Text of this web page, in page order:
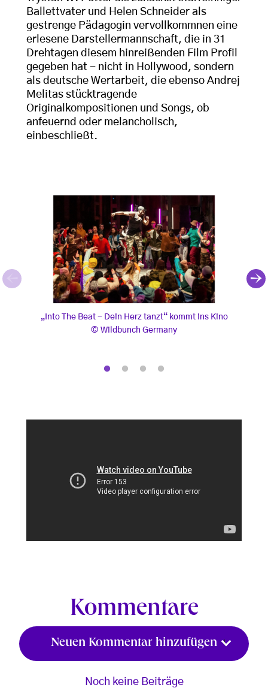
Ballettvater und Helen Schneider als
gestrenge Pädagogin vervollkommnen eine
erlesene Darstellermannschaft, die in 31
Drehtagen diesem hinreißenden Film Profil
gegeben hat - nicht in Hollywood, sondern
als deutsche Wertarbeit, die ebenso Andrej
Melitas stücktragende
Originalkompositionen und Songs, ob
anfeuernd oder melancholisch,
einbeschließt.
, © Wildbunch Germany
„Into The Beat - Dein Herz tanzt“ kommt ins Kino
Wildbunch Germany
Kommentare
Neuen Kommentar hinzufügen
Noch keine Beiträge